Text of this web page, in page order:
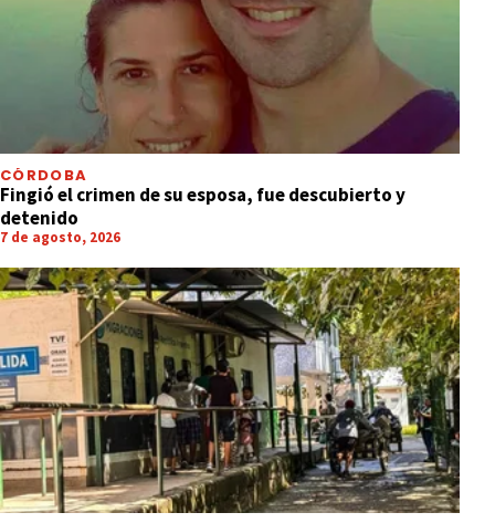
CÓRDOBA
Fingió el crimen de su esposa, fue descubierto y
detenido
7 de agosto, 2026